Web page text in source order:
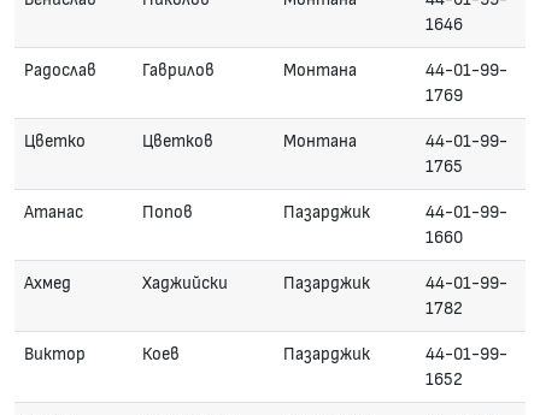
1646
Радослав Гаврилов Монтана
44-01-99-
1769
Цветко Цветков Монтана
44-01-99-
1765
Атанас Попов Пазарджик
44-01-99-
1660
Ахмед Хаджийски Пазарджик
44-01-99-
1782
Виктор Коев Пазарджик
44-01-99-
1652